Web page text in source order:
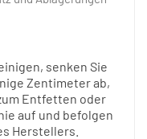
senken Sie
Zentimeter ab,
Entfetten oder
auf und befolgen
Herstellers.